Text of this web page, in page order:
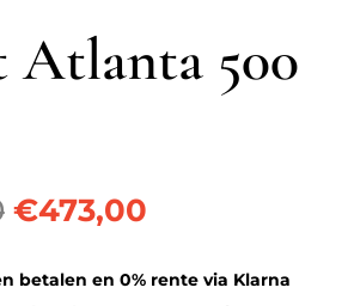
Atlanta 500
Oorspronkelijke
was:
€964,00.
€473,00Huidige
€473,00.
betalen en 0% rente via Klarna